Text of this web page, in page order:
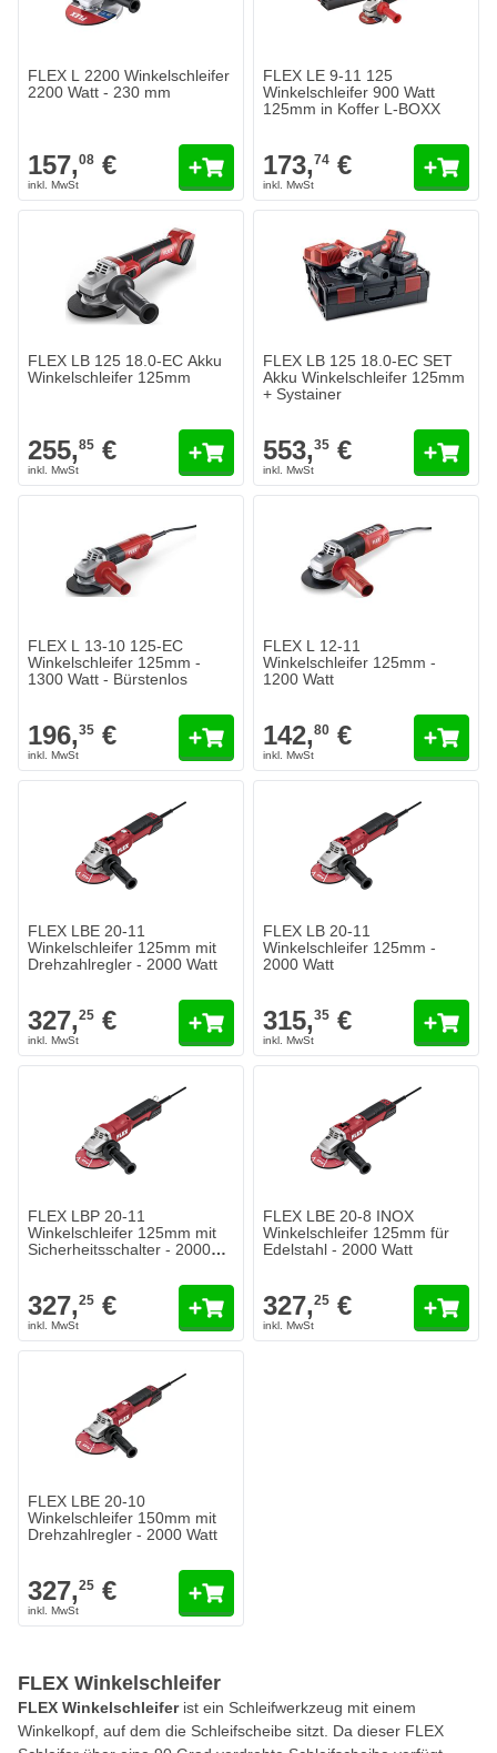
FLEX L 2200 Winkelschleifer
2200 Watt - 230 mm
157,08 €
FLEX LE 9-11 125
Winkelschleifer 900 Watt
125mm in Koffer L-BOXX
173,74 €
FLEX LB 125 18.0-EC Akku
Winkelschleifer 125mm
255,85 €
FLEX LB 125 18.0-EC SET
Akku Winkelschleifer 125mm
+ Systainer
553,35 €
FLEX L 13-10 125-EC
Winkelschleifer 125mm -
1300 Watt - Bürstenlos
196,35 €
FLEX L 12-11
Winkelschleifer 125mm -
1200 Watt
142,80 €
FLEX LBE 20-11
Winkelschleifer 125mm mit
Drehzahlregler - 2000 Watt
327,25 €
FLEX LB 20-11
Winkelschleifer 125mm -
2000 Watt
315,35 €
FLEX LBP 20-11
Winkelschleifer 125mm mit
Sicherheitsschalter - 2000
327,25 €
FLEX LBE 20-8 INOX
Winkelschleifer 125mm für
Edelstahl - 2000 Watt
327,25 €
FLEX LBE 20-10
Winkelschleifer 150mm mit
Drehzahlregler - 2000 Watt
327,25 €
FLEX Winkelschleifer
FLEX Winkelschleiferist ein Schleifwerkzeug mit einem
Winkelkopf, auf dem die Schleifscheibe sitzt. Da dieser FLEX